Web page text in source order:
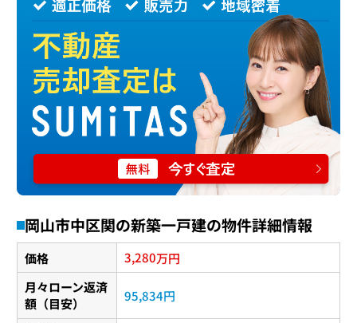
岡山市中区関の新築一戸建の物件詳細情報
価格 3,280万円
月々ローン返済
額（目安）
95,834円